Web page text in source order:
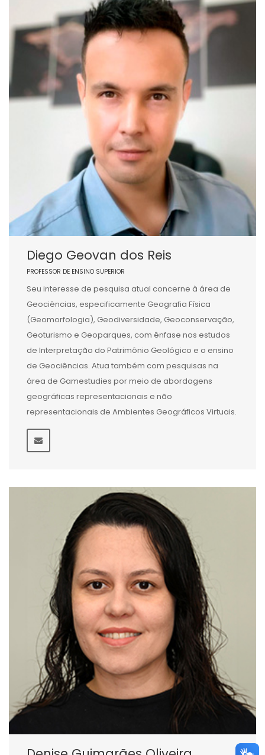
Diego Geovan dos Reis
PROFESSOR DE ENSINO SUPERIOR
Seu interesse de pesquisa atual concerne à área de
Geociências, especificamente Geografia Física
(Geomorfologia), Geodiversidade, Geoconservação,
Geoturismo e Geoparques, com ênfase nos estudos
de Interpretação do Patrimônio Geológico e o ensino
de Geociências. Atua também com pesquisas na
área de Gamestudies por meio de abordagens
geográficas representacionais e não
representacionais de Ambientes Geográficos Virtuais.